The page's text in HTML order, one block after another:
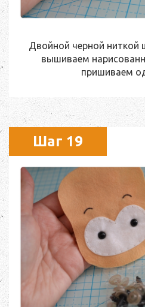
Двойной черной ниткой
вышиваем
пришиваем
Шаг 19